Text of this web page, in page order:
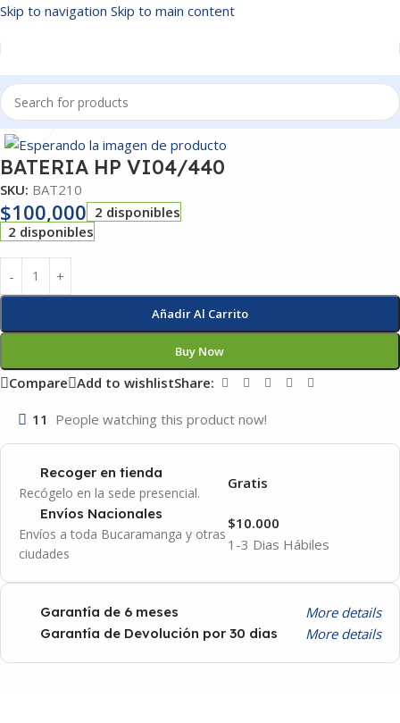
Skip to navigation Skip to main content
Inicio/BATERIAS
Click to enlarge
BATERIA HP VI04/440
SKU: BAT210
$100,000 2 disponibles
2 disponibles
Añadir Al Carrito
Buy Now
Compare Add to wishlistShare:
11 People watching this product now!
Recoger en tienda
Recógelo en la sede presencial.
Gratis
Envíos Nacionales
Envíos a toda Bucaramanga y otras
ciudades
1-3 Dias Hábiles
$10.000
Garantía de 6 meses More details
Garantía de Devolución por 30 dias More details